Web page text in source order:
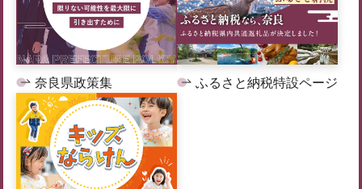
奈良県政策集 ふるさと納税特設ページ